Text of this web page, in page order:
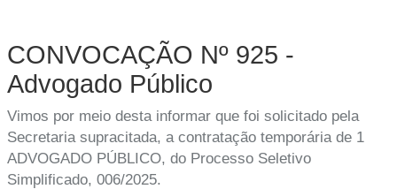
CONVOCAÇÃO Nº 925 -
Advogado Público
Vimos por meio desta informar que foi solicitado pela
Secretaria supracitada, a contratação temporária de 1
ADVOGADO PÚBLICO, do Processo Seletivo
Simplificado, 006/2025.